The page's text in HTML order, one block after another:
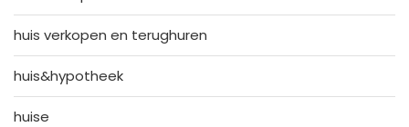
huis verkopen en terughuren
huis&hypotheek
huise